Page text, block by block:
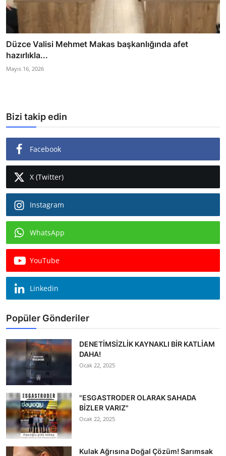
Düzce Valisi Mehmet Makas başkanlığında afet
hazırlıkla...
Mayıs 16, 2026
Bizi takip edin
Facebook
X (Twitter)
Instagram
WhatsApp
YouTube
Linkedin
Popüler Gönderiler
DENETİMSİZLİK KAYNAKLI BİR KATLİAM
DAHA!
Ocak 22, 2025
"ESGASTRODER OLARAK SAHADA
BİZLER VARIZ"
Ocak 22, 2025
Kulak Ağrısına Doğal Çözüm! Sarımsak